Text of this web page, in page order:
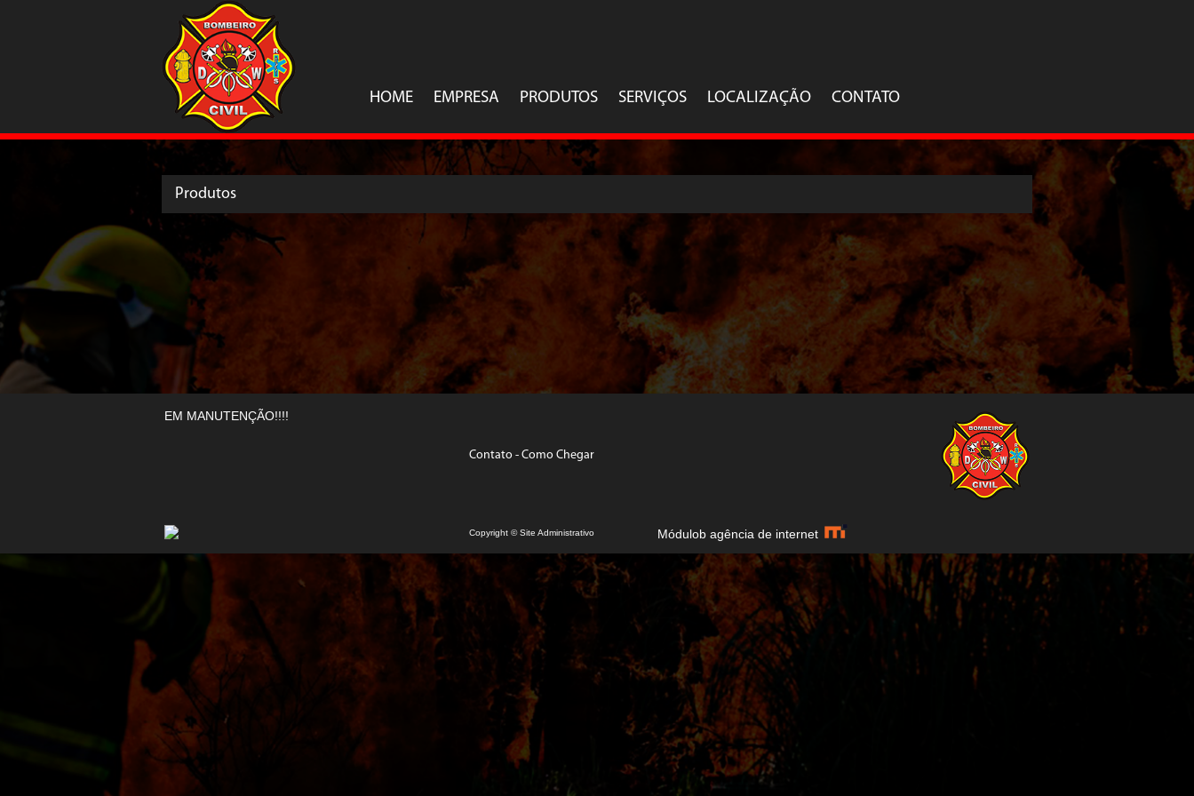
HOME EMPRESA PRODUTOS SERVIÇOS LOCALIZAÇÃO CONTATO
Produtos
EM MANUTENÇÃO!!!!
Contato - Como Chegar
Copyright © Site Administrativo Módulob agência de internet